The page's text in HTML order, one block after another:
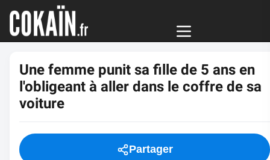
Une femme punit sa fille de 5 ans en
l'obligeant à aller dans le coffre de sa
voiture
Partager